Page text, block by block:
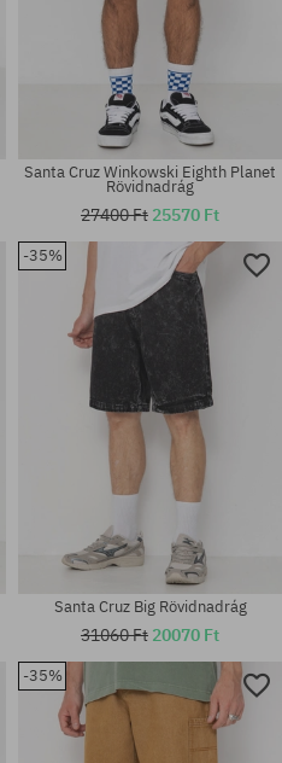
Elérhető méretek:
Elérhető méretek:
M; L; XL
Santa Cruz Winkowski Eighth Planet
Rövidnadrág
27400 Ft 25570 Ft
-35%
Santa Cruz Big Rövidnadrág
31060 Ft 20070 Ft
-35%